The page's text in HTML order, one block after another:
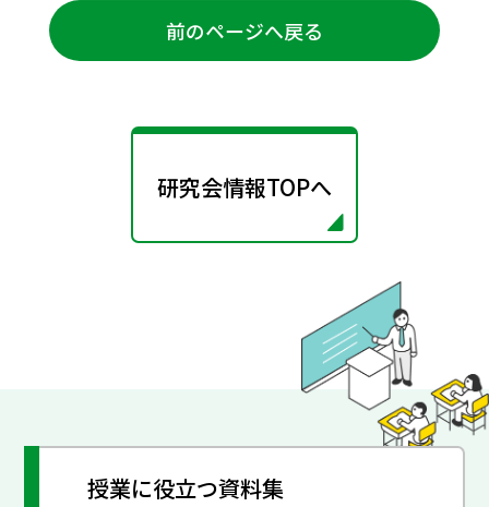
前のページへ戻る
研究会情報TOPへ
授業に役立つ資料集